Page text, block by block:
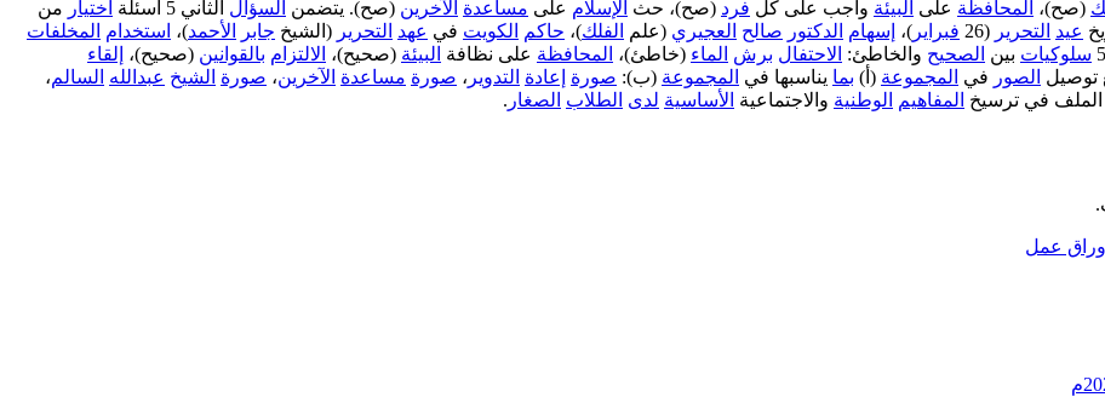
(صح)، المحافظة على البيئة واجب على كل فرد (صح)، حث الإسلام على مساعدة الآخرين (صح). يتضمن السؤال الثاني 5 أسئلة اختيار من
عيد التحرير (26 فبراير )، إسهام الدكتور صالح العجيري (علم الفلك)، حاكم الكويت في عهد التحرير (الشيخ جابر الأحمد)، استخدام المخلفات
سلوكيات بين الصحيح والخاطئ: الاحتفال برش الماء (خاطئ)، المحافظة على نظافة البيئة (صحيح)، الالتزام بالقوانين (صحيح)، إلقاء
توصيل الصور في المجموعة (أ) بما يناسبها في المجموعة (ب): صورة إعادة التدوير ، صورة مساعدة الآخرين، صورة الشيخ عبدالله السالم،
الملف في ترسيخ المفاهيم الوطنية والاجتماعية الأساسية لدى الطلاب الصغار .
أوراق عمل